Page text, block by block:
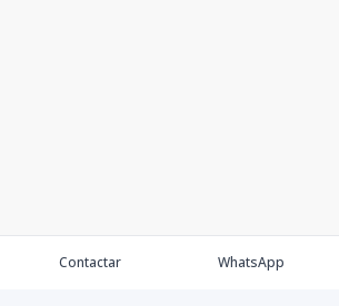
Contactar WhatsApp